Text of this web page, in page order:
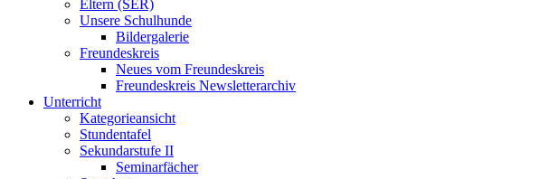
Eltern (SER)
Unsere Schulhunde
Bildergalerie
Freundeskreis
Neues vom Freundeskreis
Freundeskreis Newsletterarchiv
Unterricht
Kategorieansicht
Stundentafel
Sekundarstufe II
Seminarfächer